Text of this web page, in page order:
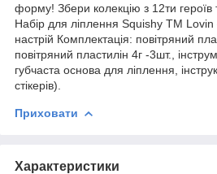
форму! Збери колекцію з 12ти
Набір для ліплення Squishy ТМ Lovin
настрій Комплектація: повітряний
повітряний пластилін 4г -3шт.,
губчаста основа для ліплення,
стікерів).
Приховати
Характеристики